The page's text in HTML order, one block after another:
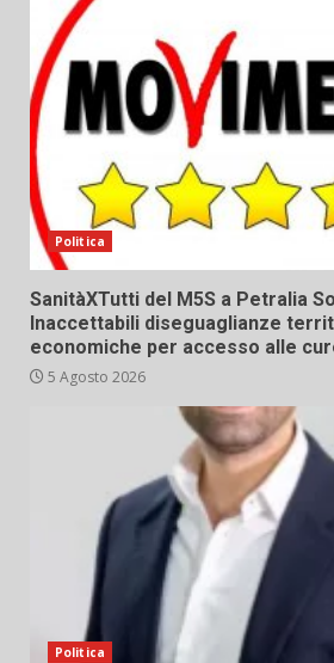
Politica
SanitàXTutti del M5S a Petralia
Inaccettabili diseguaglianze
economiche per accesso alle
5 Agosto 2026
Politica